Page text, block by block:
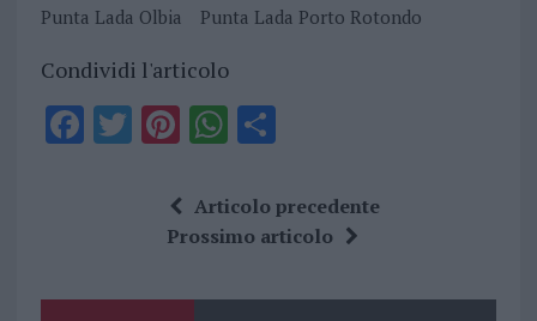
Punta Lada Olbia
Punta Lada Porto Rotondo
Condividi l'articolo
F T Pi
te
re
W
at
s
S
a
re
Articolo precedente
Prossimo articolo